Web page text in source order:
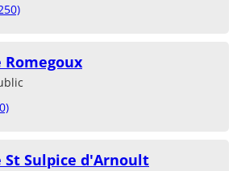
Romegoux
St Sulpice d'Arnoult